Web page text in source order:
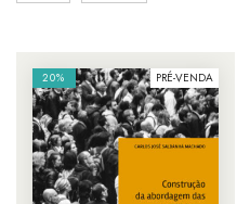
20% PRÉ-VENDA